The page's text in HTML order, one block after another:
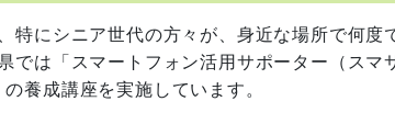
にシニア世代の方々が、身近な場所で何度
では「スマートフォン活用サポーター（スマ
養成講座を実施しています。